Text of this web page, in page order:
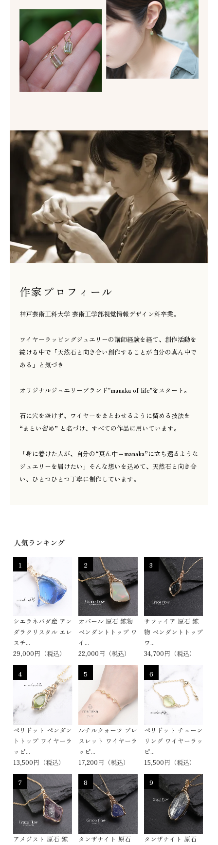
作家プロフィール
神戸芸術工科大学 芸術工学部視覚情報デザイン科卒業。
ワイヤーラッピングジュエリーの講師経験を経て、創作活動を
続ける中で「天然石と向き合い創作することが自分の真ん中で
ある」と気づき
オリジナルジュエリーブランド"manaka of life"をスタート。
石に穴を空けず、ワイヤーをまとわせるように留める技法を
“まとい留め” と名づけ、すべての作品に用いています。
「身に着けた人が、自分の“真ん中＝manaka”に立ち還るような
ジュエリーを届けたい」そんな想いを込めて、天然石と向き合
い、ひとつひとつ丁寧に制作しています。
人気ランキング
1
シエラネバダ産 アン
ダラクリスタル エレ
スチ...
29,000円（税込）
2
オパール 原石 鉱物
ペンダントトップ ワ
イ...
22,000円（税込）
3
サファイア 原石 鉱
物 ペンダントトップ
ワ...
34,700円（税込）
4
ペリドット ペンダン
トトップ ワイヤーラ
ッピ...
13,500円（税込）
5
ルチルクォーツ ブレ
スレット ワイヤーラ
ッピ...
17,200円（税込）
6
ペリドット チェーン
リング ワイヤーラッ
ピ...
15,500円（税込）
7
アメジスト 原石 鉱
8
タンザナイト 原石
9
タンザナイト 原石